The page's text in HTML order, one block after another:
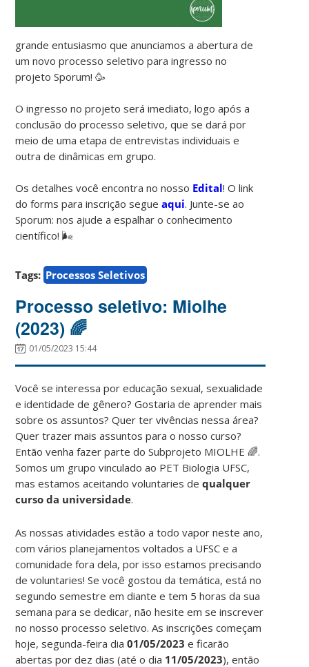
grande entusiasmo que anunciamos a abertura de
um novo processo seletivo para ingresso no
projeto Sporum! 🥳
O ingresso no projeto será imediato, logo após a
conclusão do processo seletivo, que se dará por
meio de uma etapa de entrevistas individuais e
outra de dinâmicas em grupo.
Os detalhes você encontra no nosso Edital! O link
do forms para inscrição segueaqui. Junte-se ao
Sporum: nos ajude a espalhar o conhecimento
científico! 🌬️
Tags: Processos Seletivos
Processo seletivo: Miolhe
(2023) 🌈
01/05/2023 15:44
Você se interessa por educação sexual, sexualidade
e identidade de gênero? Gostaria de aprender mais
sobre os assuntos? Quer ter vivências nessa área?
Quer trazer mais assuntos para o nosso curso?
Então venha fazer parte do Subprojeto MIOLHE 🌈.
Somos um grupo vinculado ao PET Biologia UFSC,
mas estamos aceitando voluntaries de qualquer
curso da universidade.
As nossas atividades estão a todo vapor neste ano,
com vários planejamentos voltados a UFSC e a
comunidade fora dela, por isso estamos precisando
de voluntaries! Se você gostou da temática, está no
segundo semestre em diante e tem 5 horas da sua
semana para se dedicar, não hesite em se inscrever
no nosso processo seletivo. As inscrições começam
hoje, segunda-feira dia01/05/2023 e ficarão
abertas por dez dias (até o dia 11/05/2023), então